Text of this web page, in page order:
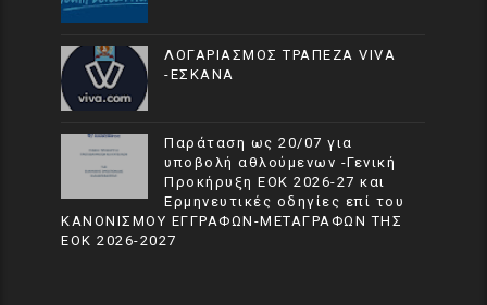
ΛΟΓΑΡΙΑΣΜΟΣ ΤΡΑΠΕΖΑ VIVA
-ΕΣΚΑΝΑ
Παράταση ως 20/07 για
υποβολή αθλούμενων -Γενική
Προκήρυξη ΕΟΚ 2026-27 και
Ερμηνευτικές οδηγίες επί του
ΚΑΝΟΝΙΣΜΟΥ ΕΓΓΡΑΦΩΝ-ΜΕΤΑΓΡΑΦΩΝ ΤΗΣ
ΕΟΚ 2026-2027